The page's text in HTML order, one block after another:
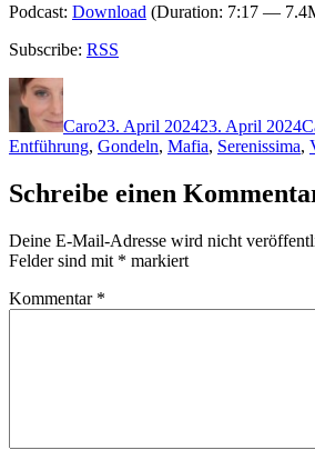
Podcast: Download (Duration: 7:17 —
Subscribe: RSS
Autor
Caro23. April 202423. April 2024
Entführung, Gondeln, Mafia, Serenissima,
Schreibe einen
Deine E-Mail-Adresse wird nicht
Felder sind mit * markiert
Kommentar *